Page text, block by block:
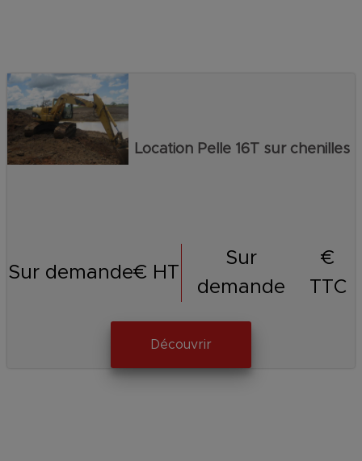
Location Pelle 16T sur chenilles
Sur demande€ HT
Sur
demande
€
TTC
Découvrir